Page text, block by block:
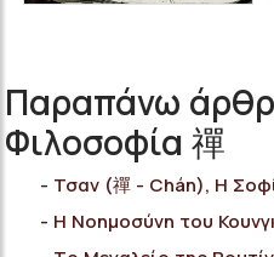
Παραπάνω
Φιλοσοφία 禪
Τσαν (禪 - Chán), Η
H Νοημοσύνη του